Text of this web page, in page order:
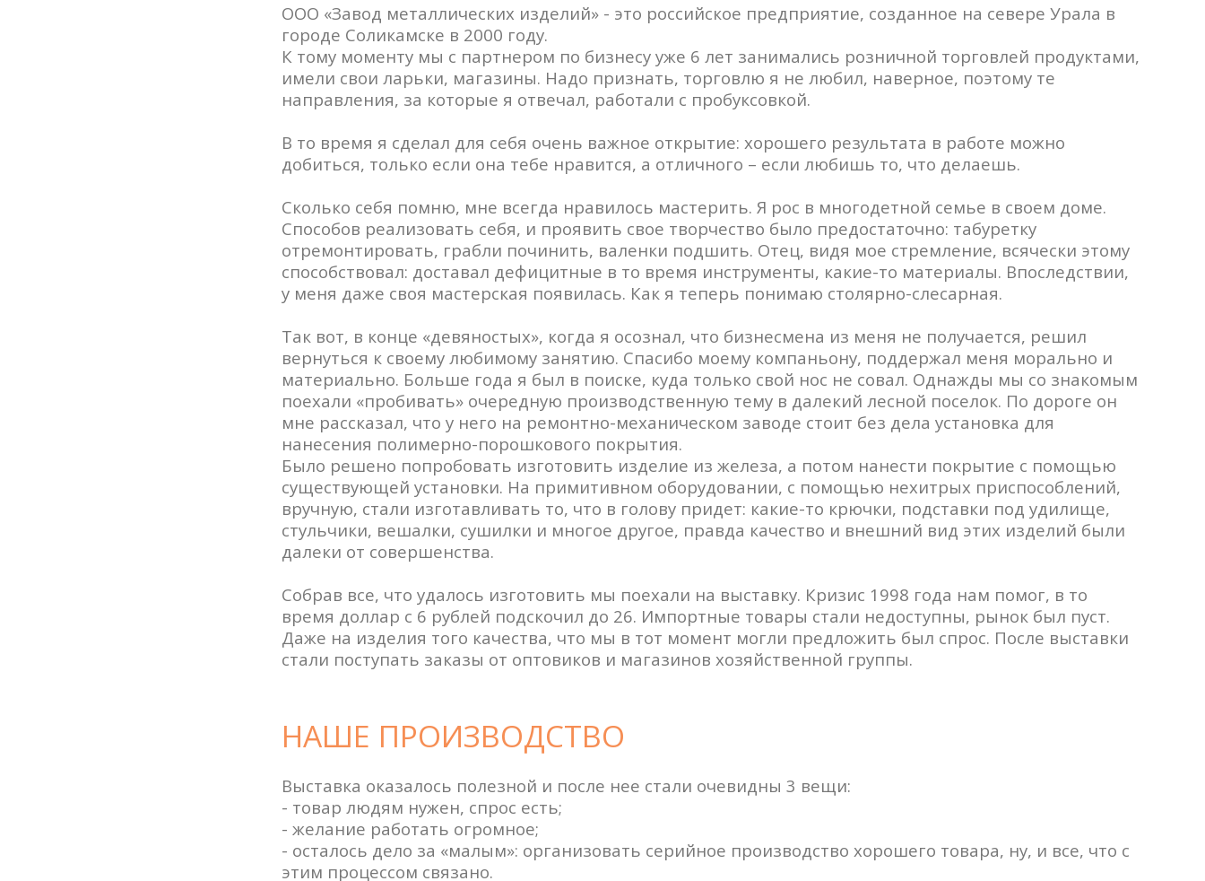
ООО «Завод металлических изделий» - это российское предприятие, созданное на севере Урала в
городе Соликамске в 2000 году.
К тому моменту мы с партнером по бизнесу уже 6 лет занимались розничной торговлей продуктами,
имели свои ларьки, магазины. Надо признать, торговлю я не любил, наверное, поэтому те
направления, за которые я отвечал, работали с пробуксовкой.
В то время я сделал для себя очень важное открытие: хорошего результата в работе можно
добиться, только если она тебе нравится, а отличного – если любишь то, что делаешь.
Сколько себя помню, мне всегда нравилось мастерить. Я рос в многодетной семье в своем доме.
Способов реализовать себя, и проявить свое творчество было предостаточно: табуретку
отремонтировать, грабли починить, валенки подшить. Отец, видя мое стремление, всячески этому
способствовал: доставал дефицитные в то время инструменты, какие-то материалы. Впоследствии,
у меня даже своя мастерская появилась. Как я теперь понимаю столярно-слесарная.
Так вот, в конце «девяностых», когда я осознал, что бизнесмена из меня не получается, решил
вернуться к своему любимому занятию. Спасибо моему компаньону, поддержал меня морально и
материально. Больше года я был в поиске, куда только свой нос не совал. Однажды мы со знакомым
поехали «пробивать» очередную производственную тему в далекий лесной поселок. По дороге он
мне рассказал, что у него на ремонтно-механическом заводе стоит без дела установка для
нанесения полимерно-порошкового покрытия.
Было решено попробовать изготовить изделие из железа, а потом нанести покрытие с помощью
существующей установки. На примитивном оборудовании, с помощью нехитрых приспособлений,
вручную, стали изготавливать то, что в голову придет: какие-то крючки, подставки под удилище,
стульчики, вешалки, сушилки и многое другое, правда качество и внешний вид этих изделий были
далеки от совершенства.
Собрав все, что удалось изготовить мы поехали на выставку. Кризис 1998 года нам помог, в то
время доллар с 6 рублей подскочил до 26. Импортные товары стали недоступны, рынок был пуст.
Даже на изделия того качества, что мы в тот момент могли предложить был спрос. После выставки
стали поступать заказы от оптовиков и магазинов хозяйственной группы.
НАШЕ ПРОИЗВОДСТВО
Выставка оказалось полезной и после нее стали очевидны 3 вещи:
- товар людям нужен, спрос есть;
- желание работать огромное;
- осталось дело за «малым»: организовать серийное производство хорошего товара, ну, и все, что с
этим процессом связано.